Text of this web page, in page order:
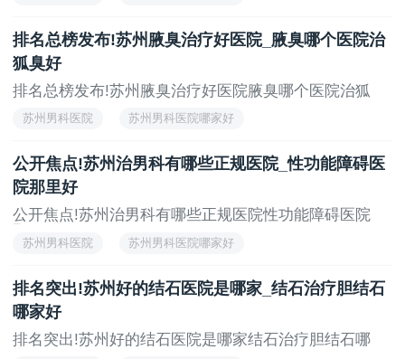
苏州男科专科医院
排名总榜发布!苏州腋臭治疗好医院_腋臭哪个医院治
狐臭好
排名总榜发布!苏州腋臭治疗好医院腋臭哪个医院治狐
苏州男科医院 苏州男科医院哪家好
苏州男科专科医院
公开焦点!苏州治男科有哪些正规医院_性功能障碍医
院那里好
公开焦点!苏州治男科有哪些正规医院性功能障碍医院
苏州男科医院 苏州男科医院哪家好
苏州男科专科医院
排名突出!苏州好的结石医院是哪家_结石治疗胆结石
哪家好
排名突出!苏州好的结石医院是哪家结石治疗胆结石哪